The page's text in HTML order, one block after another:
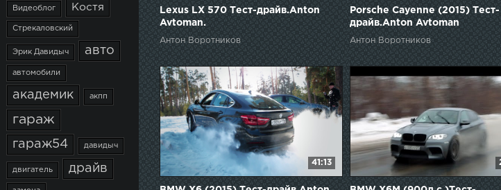
Видеоблог Костя
Стрекаловский
Эрик Давидыч авто
автомобили
академик акпп
гараж
гараж54 давидыч
двигатель драйв
Lexus LX 570 Тест-драйв.Anton
Avtoman.
Антон Воротников
Porsche Cayenne (2015) Тест-
драйв.Anton Avtoman
Антон Воротников
41:13